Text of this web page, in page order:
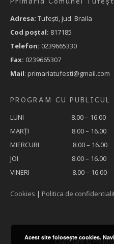
Adresa: Tufeşti, jud. Braila
Cod poştal: 817185
Telefon: 0239665330
Fax: 0239665307
Mail: primariatufesti@gmail.com
PROGRAM CU PUBLICUL
LUNI 8.00 – 16.00
MARȚI 8.00 – 16.00
MIERCURI 8.00 – 16.00
JOI 8.00 – 16.00
VINERI 8.00 – 16.00
Cookies | Politica de
Copyright ©
Acest site foloseşte cookies.